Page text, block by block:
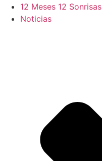
12 Meses 12 Sonrisas
Noticias